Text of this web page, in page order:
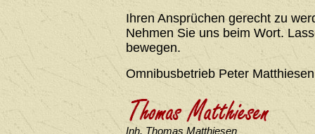
Ihren Ansprüchen gerecht zu
Nehmen Sie uns beim Wort.
bewegen.
Omnibusbetrieb Peter Matthiesen
Inh. Thomas Matthiesen